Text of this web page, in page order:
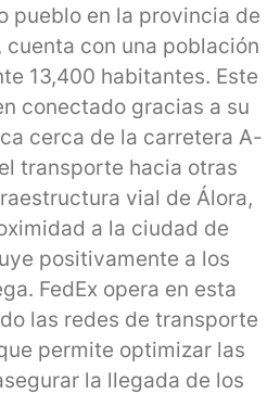
pueblo en la provincia de
cuenta con una población
13,400 habitantes. Este
conectado gracias a su
cerca de la carretera A-
transporte hacia otras
vial de Álora,
a la ciudad de
positivamente a los
FedEx opera en esta
las redes de transporte
permite optimizar las
la llegada de los